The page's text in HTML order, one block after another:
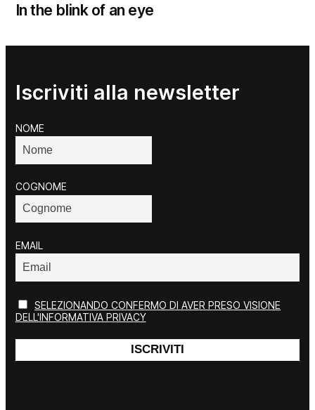
In the blink of an eye
Iscriviti alla newsletter
NOME
COGNOME
EMAIL
SELEZIONANDO CONFERMO DI AVER PRESO VISIONE
DELL'INFORMATIVA PRIVACY